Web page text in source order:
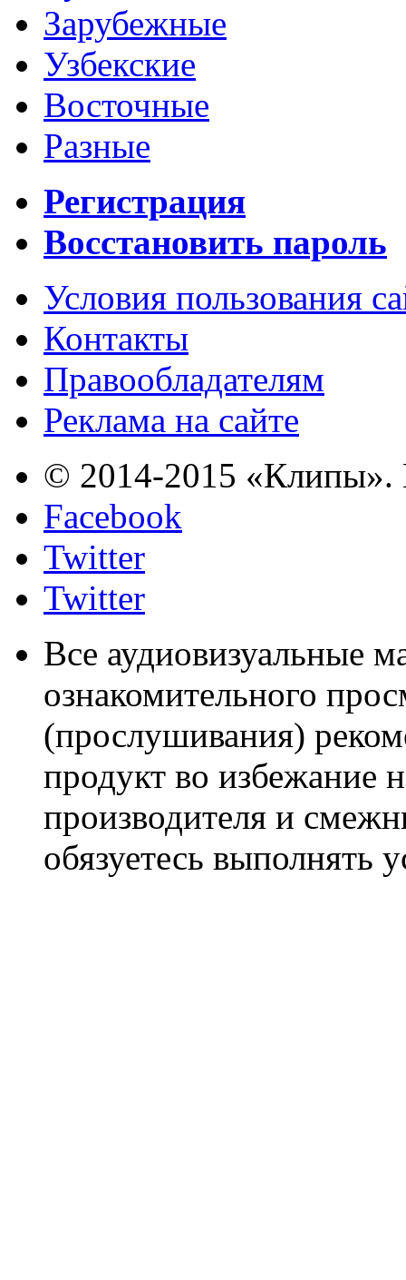
Зарубежные
Узбекские
Восточные
Разные
Регистрация
Восстановить пароль
Условия пользования
Контакты
Правообладателям
Реклама на сайте
© 2014-2015 «Клипы».
Facebook
Twitter
Twitter
Все аудиовизуальные
ознакомительного
(прослушивания)
продукт во избежание
производителя и
обязуетесь выполнять